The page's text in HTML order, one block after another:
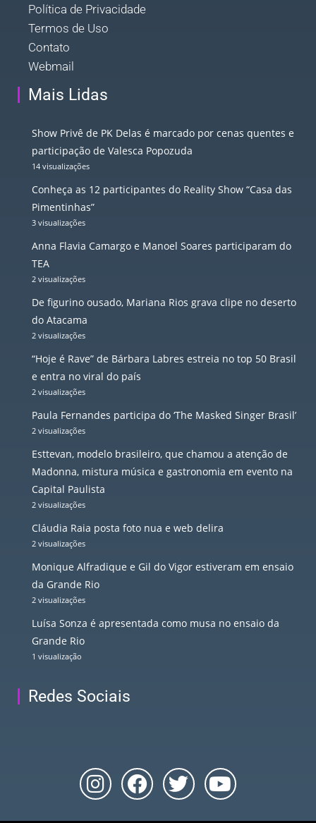
Política de Privacidade
Termos de Uso
Contato
Webmail
Mais Lidas
Show Privê de PK Delas é marcado por cenas quentes e
participação de Valesca Popozuda
14 visualizações
Conheça as 12 participantes do Reality Show “Casa das
Pimentinhas”
3 visualizações
Anna Flavia Camargo e Manoel Soares participaram do
TEA
2 visualizações
De figurino ousado, Mariana Rios grava clipe no deserto
do Atacama
2 visualizações
“Hoje é Rave” de Bárbara Labres estreia no top 50 Brasil
e entra no viral do país
2 visualizações
Paula Fernandes participa do ‘The Masked Singer Brasil’
2 visualizações
Esttevan, modelo brasileiro, que chamou a atenção de
Madonna, mistura música e gastronomia em evento na
Capital Paulista
2 visualizações
Cláudia Raia posta foto nua e web delira
2 visualizações
Monique Alfradique e Gil do Vigor estiveram em ensaio
da Grande Rio
2 visualizações
Luísa Sonza é apresentada como musa no ensaio da
Grande Rio
1 visualização
Redes Sociais